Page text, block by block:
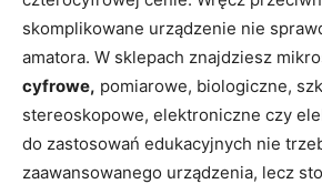
skomplikowane urządzenie nie
amatora. W sklepach znajdziesz
cyfrowe, pomiarowe, biologiczne,
stereoskopowe, elektroniczne czy
do zastosowań edukacyjnych nie
zaawansowanego urządzenia, lecz